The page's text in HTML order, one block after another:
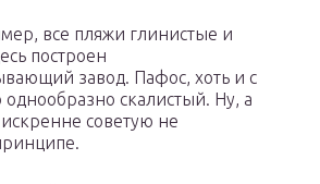
все пляжи глинистые и
построен
завод. Пафос, хоть и с
скалистый. Ну, а
советую не